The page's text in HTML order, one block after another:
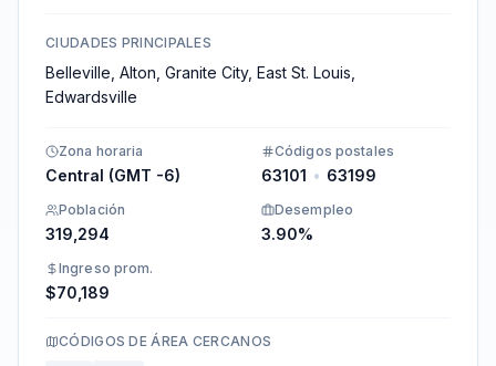
CIUDADES PRINCIPALES
Belleville, Alton, Granite City, East St. Louis,
Edwardsville
Zona horaria
Central (GMT -6)
Códigos postales
63101 • 63199
Población
319,294
Desempleo
3.90%
Ingreso prom.
$70,189
CÓDIGOS DE ÁREA CERCANOS